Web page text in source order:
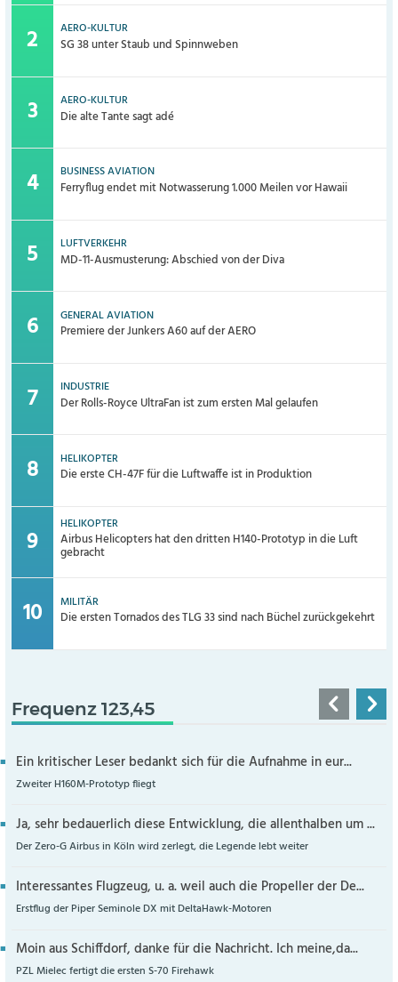
AERO-KULTUR
SG 38 unter Staub und Spinnweben
AERO-KULTUR
Die alte Tante sagt adé
BUSINESS AVIATION
Ferryflug endet mit Notwasserung 1.000 Meilen vor Hawaii
LUFTVERKEHR
MD-11-Ausmusterung: Abschied von der Diva
GENERAL AVIATION
Premiere der Junkers A60 auf der AERO
INDUSTRIE
Der Rolls-Royce UltraFan ist zum ersten Mal gelaufen
HELIKOPTER
Die erste CH-47F für die Luftwaffe ist in Produktion
HELIKOPTER
Airbus Helicopters hat den dritten H140-Prototyp in die Luft
gebracht
MILITÄR
Die ersten Tornados des TLG 33 sind nach Büchel zurückgekehrt
Frequenz 123,45
Ein kritischer Leser bedankt sich für die Aufnahme in eur...
Zweiter H160M-Prototyp fliegt
Ja, sehr bedauerlich diese Entwicklung, die allenthalben um ...
Der Zero-G Airbus in Köln wird zerlegt, die Legende lebt weiter
Interessantes Flugzeug, u. a. weil auch die Propeller der De...
Erstflug der Piper Seminole DX mit DeltaHawk-Motoren
Moin aus Schiffdorf, danke für die Nachricht. Ich meine,da...
PZL Mielec fertigt die ersten S-70 Firehawk